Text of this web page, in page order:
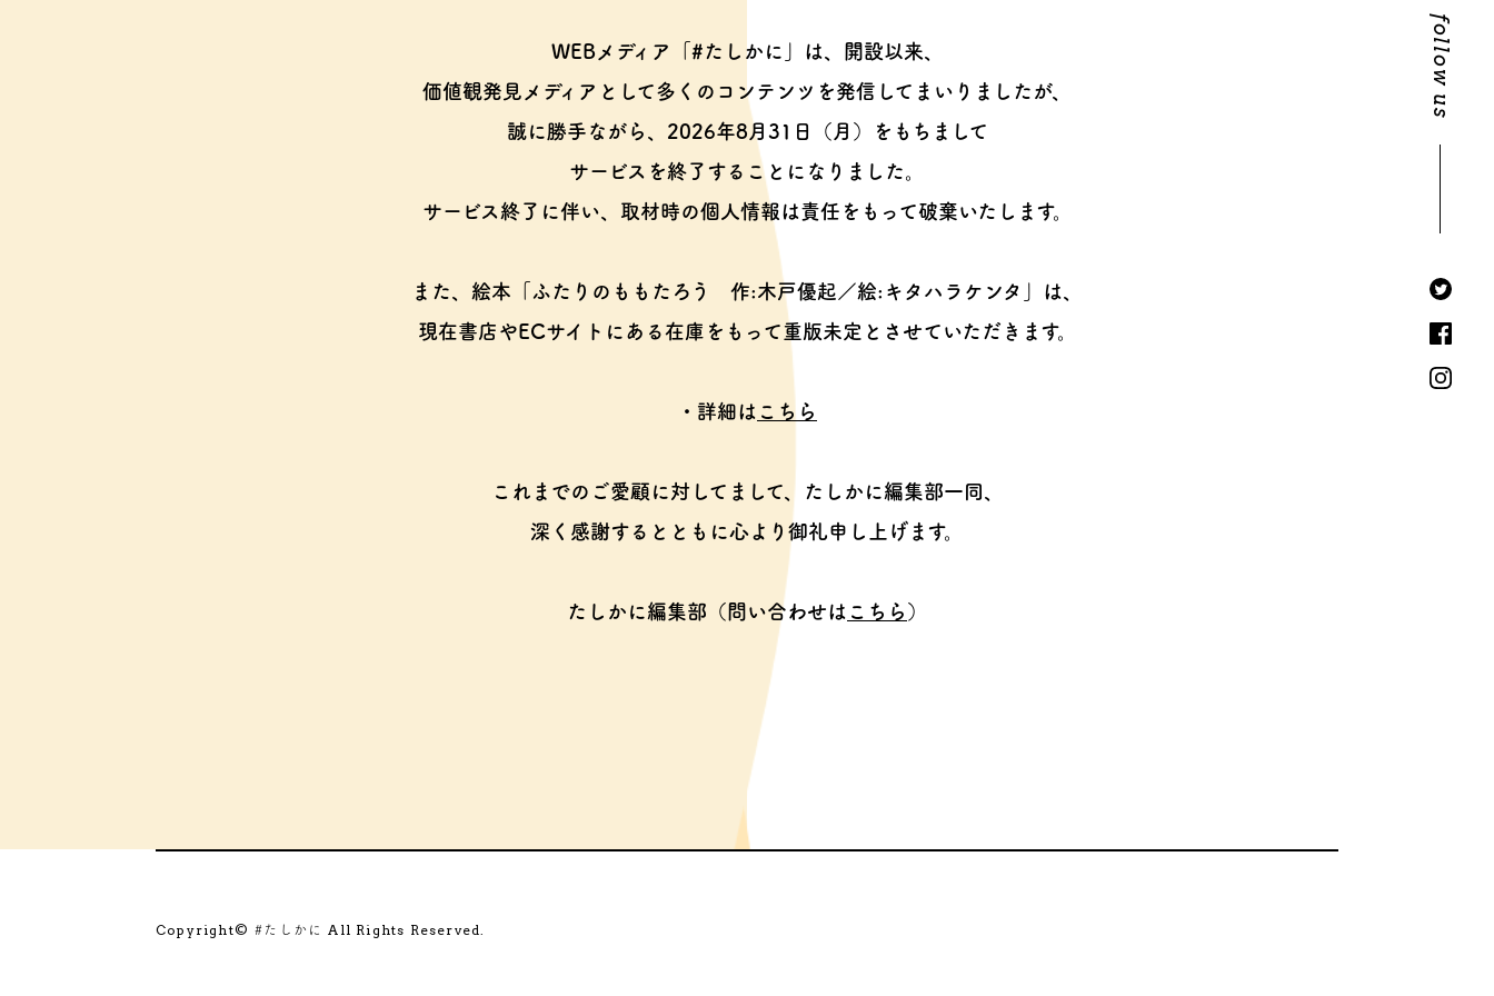
follow us
WEBメディア「#たしかに」は、開設以来、
価値観発見メディアとして多くのコンテンツを発信してまいりましたが、
誠に勝手ながら、2026年8月31日（月）をもちまして
サービスを終了することになりました。
サービス終了に伴い、取材時の個人情報は責任をもって破棄いたします。
また、絵本「ふたりのももたろう 作:木戸優起／絵:キタハラケンタ」は、
現在書店やECサイトにある在庫をもって重版未定とさせていただきます。
・詳細は こちら
これまでのご愛顧に対してまして、
たしかに編集部一同、
深く感謝するとともに心より御礼申し上げます。
たしかに編集部（問い合わせは こちら ）
Copyright© #たしかに All Rights Reserved.